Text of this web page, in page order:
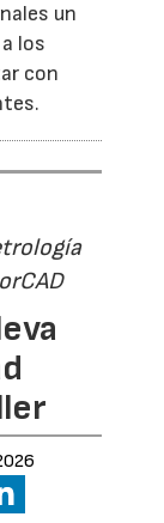
un
los
con